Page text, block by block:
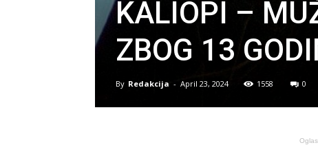
KALIOPI –
ZBOG 13
By Redakcija - April 23, 2024 1558 0